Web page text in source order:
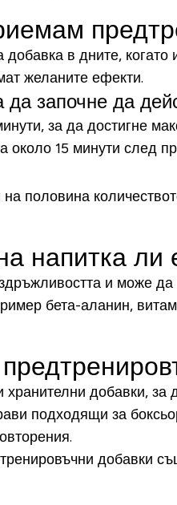
в дните,
желаните ефекти.
започне да
за да достигне
около 15 минути след
половина
напитка ли
и може
бета-аланин,
добавки,
подходящи за
добавки